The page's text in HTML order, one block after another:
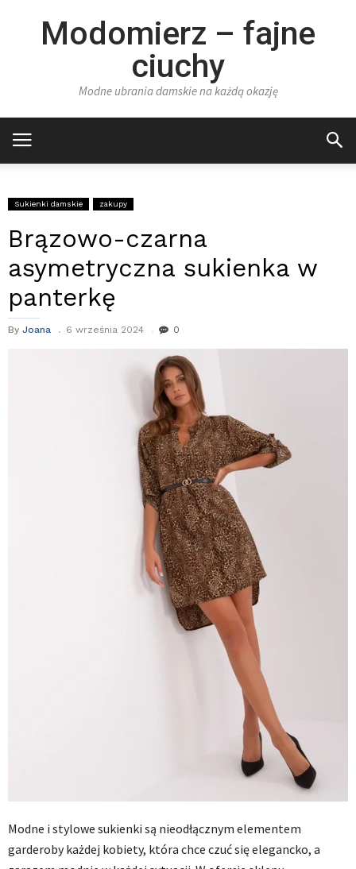
Modomierz – fajne
ciuchy
Modne ubrania damskie na każdą okazję
Sukienki damskie zakupy
Brązowo-czarna
asymetryczna sukienka w
panterkę
By Joana 6 września 2024 0
Modne i stylowe sukienki są nieodłącznym elementem
garderoby każdej kobiety, która chce czuć się elegancko, a